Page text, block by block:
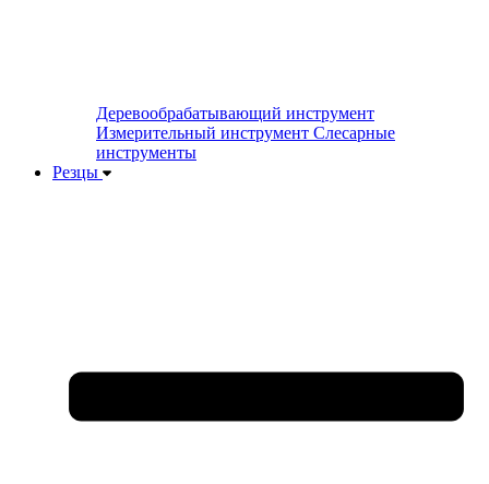
Деревообрабатывающий инструмент
Измерительный инструмент Слесарные
инструменты
Резцы